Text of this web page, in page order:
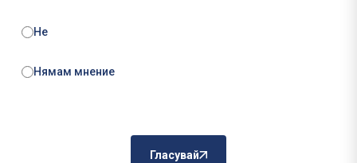
Не
Нямам мнение
Гласувай